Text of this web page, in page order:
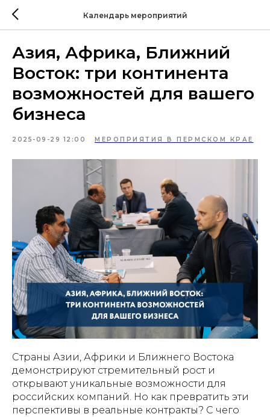
Календарь мероприятий
Азия, Африка, Ближний
Восток: три континента
возможностей для вашего
бизнеса
2025-09-29 12:00 МЕРОПРИЯТИЯ В ПЕРМСКОМ КРАЕ
Страны Азии, Африки и Ближнего Востока
демонстрируют стремительный рост и
открывают уникальные возможности для
российских компаний. Но как превратить эти
перспективы в реальные контракты? С чего